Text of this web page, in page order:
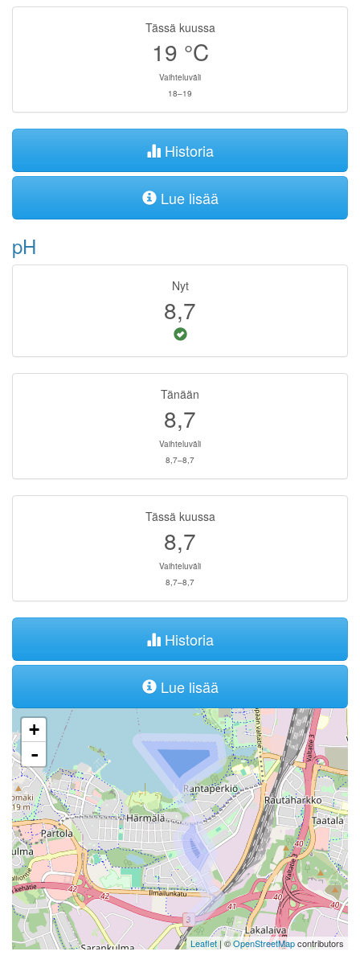
Tässä kuussa
19 °C
Vaihteluväli
18–19
Historia
Lue lisää
pH
Nyt
8,7
Tänään
8,7
Vaihteluväli
8,7–8,7
Tässä kuussa
8,7
Vaihteluväli
8,7–8,7
Historia
Lue lisää
+
-
Leaflet| ©OpenStreetMapcontributors